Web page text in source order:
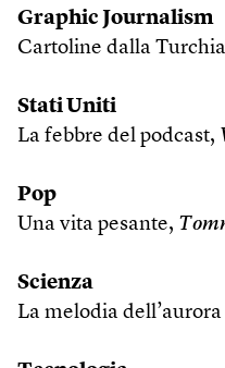
Graphic Journalism
Cartoline dalla
Stati Uniti
La febbre del podcast,
Pop
Una vita pesante,
Scienza
La melodia